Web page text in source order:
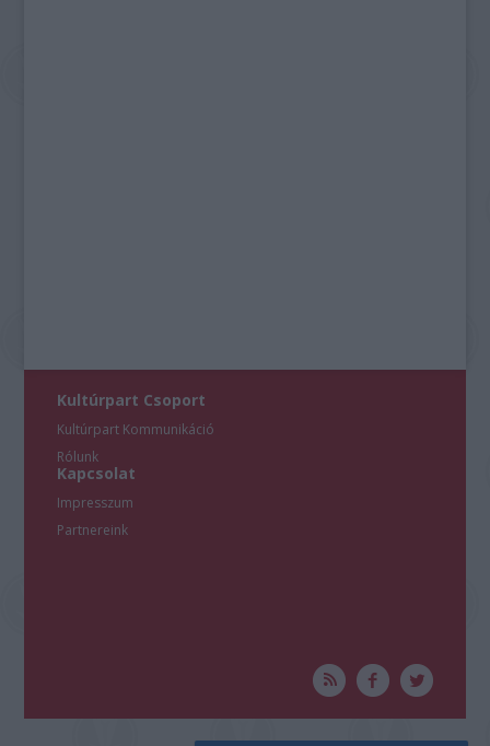
Kultúrpart Csoport
Kultúrpart Kommunikáció
Rólunk
Kapcsolat
Impresszum
Partnereink